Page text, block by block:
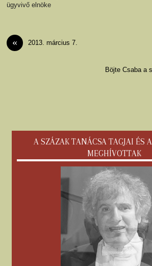
ügyvivő elnöke
« 2013. március 7.
Böjte Csaba a
A SZÁZAK TANÁCSA TAGJAI ÉS
MEGHÍVOTTAK